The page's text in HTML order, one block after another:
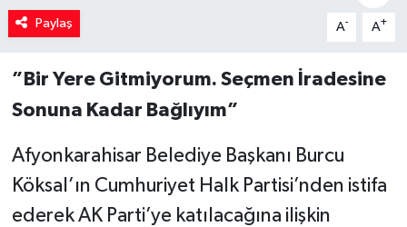
Paylaş A- A+
”Bir Yere Gitmiyorum. Seçmen İradesine
Sonuna Kadar Bağlıyım”
Afyonkarahisar Belediye Başkanı Burcu
Köksal’ın Cumhuriyet Halk Partisi’nden istifa
ederek AK Parti’ye katılacağına ilişkin